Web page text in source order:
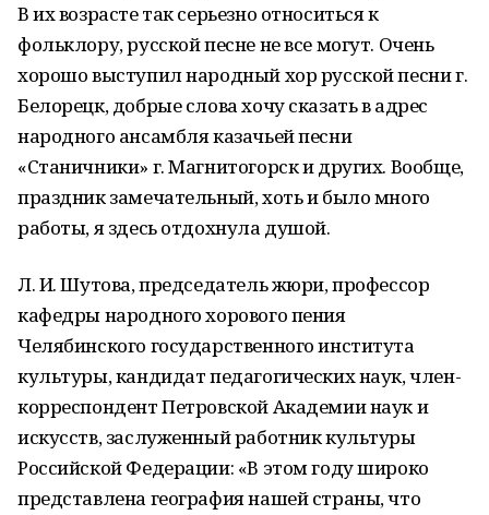
В их возрасте так серьезно относиться к
фольклору, русской песне не все могут. Очень
хорошо выступил народный хор русской песни г.
Белорецк, добрые слова хочу сказать в адрес
народного ансамбля казачьей песни
«Станичники» г. Магнитогорск и других. Вообще,
праздник замечательный, хоть и было много
работы, я здесь отдохнула душой.
Л. И. Шутова, председатель жюри, профессор
кафедры народного хорового пения
Челябинского государственного института
культуры, кандидат педагогических наук, член-
корреспондент Петровской Академии наук и
искусств, заслуженный работник культуры
Российской Федерации: «В этом году широко
представлена география нашей страны, что